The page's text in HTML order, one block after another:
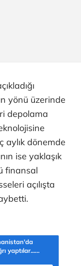
yönü üzerinde
depolama
aylık dönemde
ise yaklaşık
finansal
açılışta
yaptılar...